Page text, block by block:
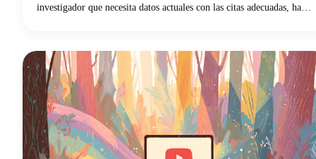
investigador que necesita datos actuales con las citas adecuadas, hay
destacadas y te ayudamos a descubrir qué alternativa de ChatGPT
transformará tu forma de trabajar.